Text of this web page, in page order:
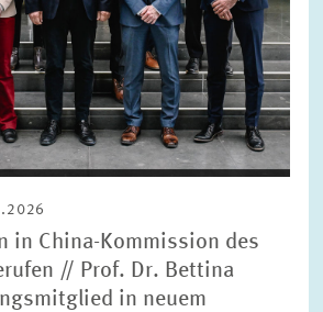
in China-Kommission des
// Prof. Dr. Bettina
in neuem